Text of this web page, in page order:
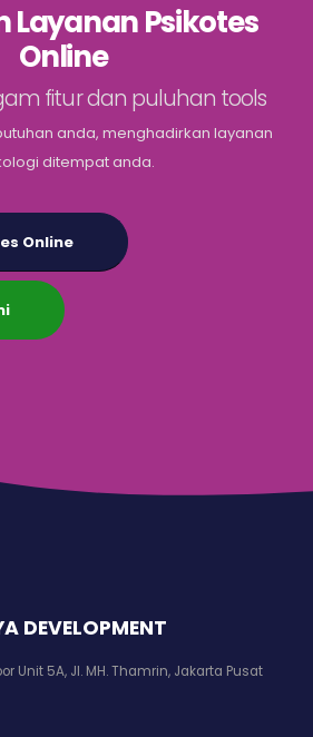
Layanan Psikotes
Online
fitur dan puluhan tools
anda, menghadirkan layanan
ditempat anda.
Online
DEVELOPMENT
Unit 5A, Jl. MH. Thamrin, Jakarta Pusat